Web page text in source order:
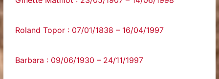
Roland Topor : 07/01/1838 – 16/04/1997
Barbara : 09/06/1930 – 24/11/1997